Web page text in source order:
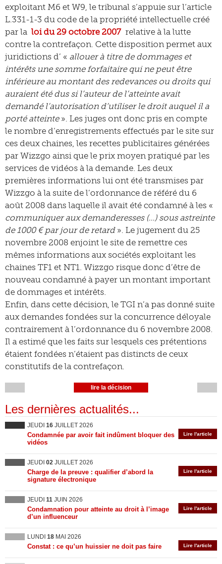
exploitant M6 et W9, le tribunal s’appuie sur l’article
L.331-1-3 du code de la propriété intellectuelle créé
par la loi du 29 octobre 2007 relative à la lutte
contre la contrefaçon. Cette disposition permet aux
juridictions d’ « allouer à titre de dommages et
intérêts une somme forfaitaire qui ne peut être
inférieure au montant des redevances ou droits qui
auraient été dus si l’auteur de l’atteinte avait
demandé l’autorisation d’utiliser le droit auquel il a
porté atteinte». Les juges ont donc pris en compte
le nombre d’enregistrements effectués par le site sur
ces deux chaines, les recettes publicitaires générées
par Wizzgo ainsi que le prix moyen pratiqué par les
services de vidéos à la demande. Les deux
premières informations lui ont été transmises par
Wizzgo à la suite de l’ordonnance de référé du 6
août 2008 dans laquelle il avait été condamné à les «
communiquer aux demanderesses (…) sous astreinte
de 1000 € par jour de retard». Le jugement du 25
novembre 2008 enjoint le site de remettre ces
mêmes informations aux sociétés exploitant les
chaines TF1 et NT1. Wizzgo risque donc d’être de
nouveau condamné à payer un montant important
de dommages et intérêts.
Enfin, dans cette décision, le TGI n’a pas donné suite
aux demandes fondées sur la concurrence déloyale
contrairement à l’ordonnance du 6 novembre 2008.
Il a estimé que les faits sur lesquels ces prétentions
étaient fondées n’étaient pas distincts de ceux
constitutifs de la contrefaçon.
lire la décision
Les dernières actualités...
JEUDI 16 JUILLET 2026
Lire l'article
Condamnée par avoir fait indûment bloquer des
vidéos
JEUDI 02 JUILLET 2026
Lire l'article
Charge de la preuve : qualifier d’abord la
signature électronique
JEUDI 11 JUIN 2026
Lire l'article
Condamnation pour atteinte au droit à l’image
d’un influenceur
LUNDI 18 MAI 2026
Lire l'article
Constat : ce qu’un huissier ne doit pas faire